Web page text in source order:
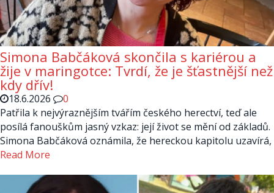
Simona Babčáková skončila s kariérou a
žije v maringotce: Tvrdí, že je šťastnější než
kdy dřív!
18.6.2026
0
Patřila k nejvýraznějším tvářím českého herectví, teď ale
posílá fanouškům jasný vzkaz: její život se mění od základů.
Simona Babčáková oznámila, že hereckou kapitolu uzavírá,
Read More